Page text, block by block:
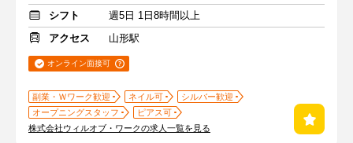
シフト
週5日 1日8時間以上
アクセス
山形駅
オンライン面接可
副業・Ｗワーク歓迎 ネイル可
シルバー歓迎
オープニングスタッフ
ピアス可
株式会社ウィルオブ・ワークの求人一覧を見る